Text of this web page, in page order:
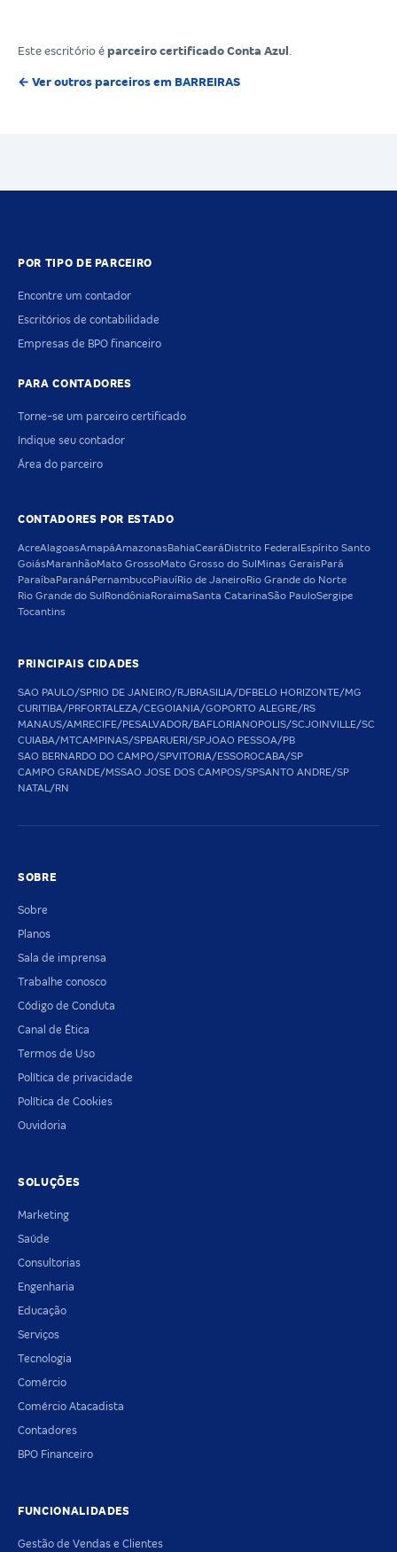
Este escritório é parceiro certificado Conta Azul
← Ver outros parceiros em BARREIRAS
POR TIPO DE PARCEIRO
Encontre um contador
Escritórios de contabilidade
Empresas de BPO financeiro
PARA CONTADORES
Torne-se um parceiro certificado
Indique seu contador
Área do parceiro
CONTADORES POR ESTADO
AcreAlagoasAmapáAmazonas BahiaCeará Distrito Federal Espírito Santo
GoiásMaranhãoMato GrossoMato Grosso do Sul Minas Gerais Pará
Paraíba Paraná PernambucoPiauíRio de JaneiroRio Grande do Norte
Rio Grande do Sul Rondônia RoraimaSanta CatarinaSão PauloSergipe
Tocantins
PRINCIPAIS CIDADES
SAO PAULO/SPRIO DE JANEIRO/RJBRASILIA/DFBELO HORIZONTE/MG
CURITIBA/PRFORTALEZA/CEGOIANIA/GOPORTO ALEGRE/RS
MANAUS/AMRECIFE/PESALVADOR/BAFLORIANOPOLIS/SCJOINVILLE/SC
CUIABA/MTCAMPINAS/SPBARUERI/SPJOAO PESSOA/PB
SAO BERNARDO DO CAMPO/SPVITORIA/ESSOROCABA/SP
CAMPO GRANDE/MSSAO JOSE DOS CAMPOS/SPSANTO ANDRE/SP
NATAL/RN
SOBRE
Sobre
Planos
Sala de imprensa
Trabalhe conosco
Código de Conduta
Canal de Ética
Termos de Uso
Política de privacidade
Política de Cookies
Ouvidoria
SOLUÇÕES
Marketing
Saúde
Consultorias
Engenharia
Educação
Serviços
Tecnologia
Comércio
Comércio Atacadista
Contadores
BPO Financeiro
FUNCIONALIDADES
Gestão de Vendas e Clientes